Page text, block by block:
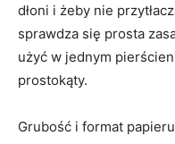
dłoni i żeby nie
sprawdza się prosta
użyć w jednym
prostokąty.
Grubość i format